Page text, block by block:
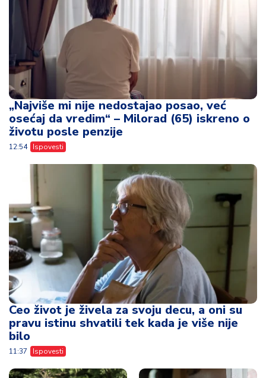
„Najviše mi nije nedostajao posao, već
osećaj da vredim“ – Milorad (65) iskreno o
životu posle penzije
12:54 Ispovesti
Ceo život je živela za svoju decu, a oni su
pravu istinu shvatili tek kada je više nije
bilo
11:37 Ispovesti